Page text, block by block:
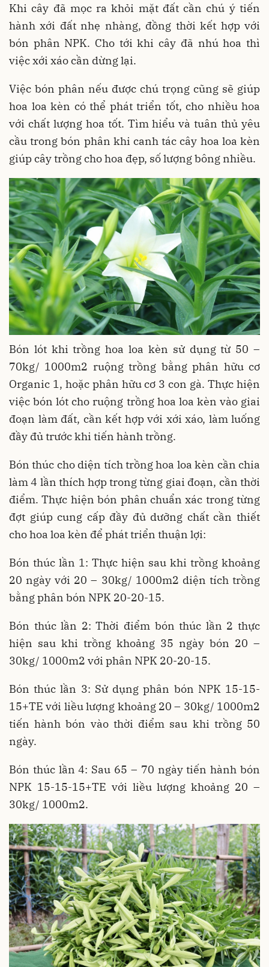
Khi cây đã mọc ra khỏi mặt đất cần chú ý tiến
hành xới đất nhẹ nhàng, đồng thời kết hợp với
bón phân NPK. Cho tới khi cây đã nhú hoa thì
việc xới xáo cần dừng lại.
Việc bón phân nếu được chú trọng cũng sẽ giúp
hoa loa kèn có thể phát triển tốt, cho nhiều hoa
với chất lượng hoa tốt. Tìm hiểu và tuân thủ yêu
cầu trong bón phân khi canh tác cây hoa loa kèn
giúp cây trồng cho hoa đẹp, số lượng bông nhiều.
Bón lót khi trồng hoa loa kèn sử dụng từ 50 –
70kg/ 1000m2 ruộng trồng bằng phân hữu cơ
Organic 1, hoặc phân hữu cơ 3 con gà. Thực hiện
việc bón lót cho ruộng trồng hoa loa kèn vào giai
đoạn làm đất, cần kết hợp với xới xáo, làm luống
đầy đủ trước khi tiến hành trồng.
Bón thúc cho diện tích trồng hoa loa kèn cần chia
làm 4 lần thích hợp trong từng giai đoạn, cần thời
điểm. Thực hiện bón phân chuẩn xác trong từng
đợt giúp cung cấp đầy đủ dưỡng chất cần thiết
cho hoa loa kèn để phát triển thuận lợi:
Bón thúc lần 1: Thực hiện sau khi trồng khoảng
20 ngày với 20 – 30kg/ 1000m2 diện tích trồng
bằng phân bón NPK 20-20-15.
Bón thúc lần 2: Thời điểm bón thúc lần 2 thực
hiện sau khi trồng khoảng 35 ngày bón 20 –
30kg/ 1000m2 với phân NPK 20-20-15.
Bón thúc lần 3: Sử dụng phân bón NPK 15-15-
15+TE với liều lượng khoảng 20 – 30kg/ 1000m2
tiến hành bón vào thời điểm sau khi trồng 50
ngày.
Bón thúc lần 4: Sau 65 – 70 ngày tiến hành bón
NPK 15-15-15+TE với liều lượng khoảng 20 –
30kg/ 1000m2.